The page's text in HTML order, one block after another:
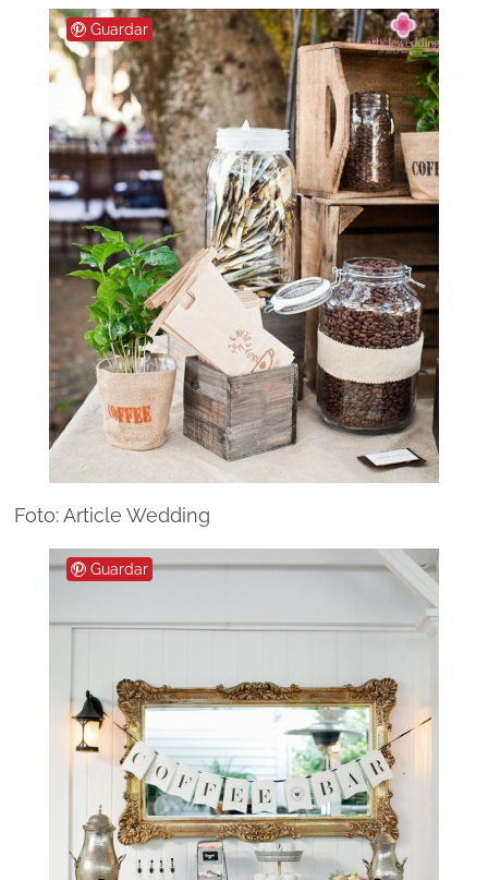
Guardar
Foto: Article Wedding
Guardar